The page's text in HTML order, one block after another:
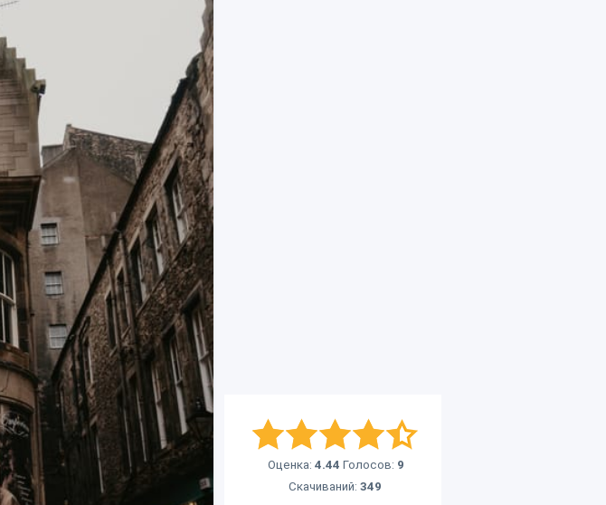
Оценка: 4.44 Голосов: 9
Скачиваний: 349